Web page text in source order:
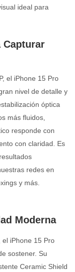
ideal para
Capturar
el iPhone 15 Pro
nivel de detalle y
óptica
más fluidos,
responde con
con claridad. Es
redes en
y más.
Moderna
iPhone 15 Pro
sostener. Su
Ceramic Shield